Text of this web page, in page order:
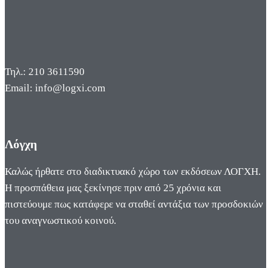
Τηλ.: 210 3611590
Email: info@logxi.com
Λόγχη
Καλώς ήρθατε στο διαδικτυακό χώρο των εκδόσεων ΛΟΓΧΗ.
Η προσπάθεια μας ξεκίνησε πριν από 25 χρόνια και
πιστεύουμε πως κατάφερε να σταθεί αντάξια των προσδοκιών
του αναγνωστικού κοινού.